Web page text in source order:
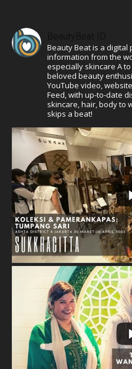
Beauty Beat is a
information from the
especially skincare A
beloved beauty
YouTube video,
Feed, with up-to-date
skincare, hair, body to
skips a beat!